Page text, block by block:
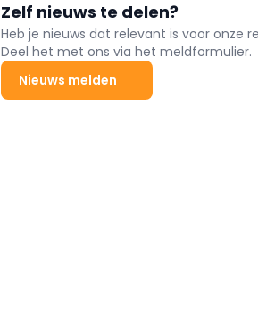
Zelf nieuws te delen?
Heb je nieuws dat relevant is voor onze
Deel het met ons via het meldformulier.
Nieuws melden